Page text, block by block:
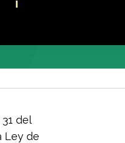
del
Ley de